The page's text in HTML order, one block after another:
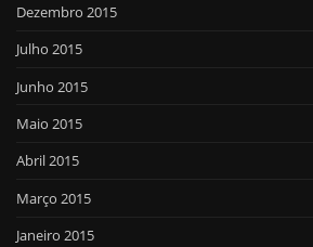
Dezembro 2015
Julho 2015
Junho 2015
Maio 2015
Abril 2015
Março 2015
Janeiro 2015